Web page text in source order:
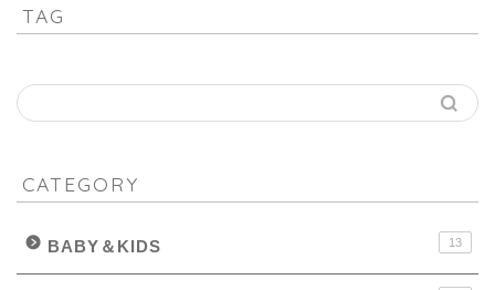
TAG
CATEGORY
BABY＆KIDS 13